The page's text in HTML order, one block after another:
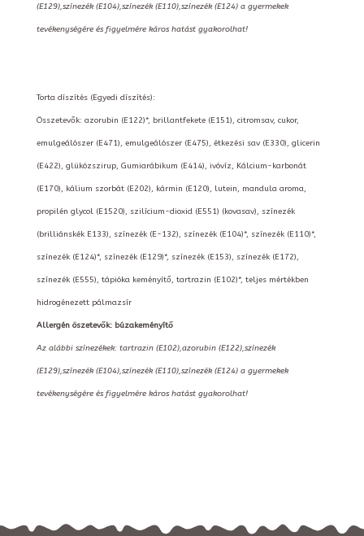
(E129),színezék (E104),színezék (E110),színezék (E124) a gyermekek
tevékenységére és figyelmére káros hatást gyakorolhat!
Torta díszítés (Egyedi díszítés):
Összetevők: azorubin (E122)*, brillantfekete (E151), citromsav, cukor,
emulgeálószer (E471), emulgeálószer (E475), étkezési sav (E330), glicerin
(E422), glükózszirup, Gumiarábikum (E414), ivóvíz, Kálcium-karbonát
(E170), kálium szorbát (E202), kármin (E120), lutein, mandula aroma,
propilén glycol (E1520), szilícium-dioxid (E551) (kovasav), színezék
(brilliánskék E133), színezék (E-132), színezék (E104)*, színezék (E110)*,
színezék (E124)*, színezék (E129)*, színezék (E153), színezék (E172),
színezék (E555), tápióka keményítő, tartrazin (E102)*, teljes mértékben
hidrogénezett pálmazsír
Allergén öszetevők: búzakeményítő
Az alábbi színezékek: tartrazin (E102),azorubin (E122),színezék
(E129),színezék (E104),színezék (E110),színezék (E124) a gyermekek
tevékenységére és figyelmére káros hatást gyakorolhat!